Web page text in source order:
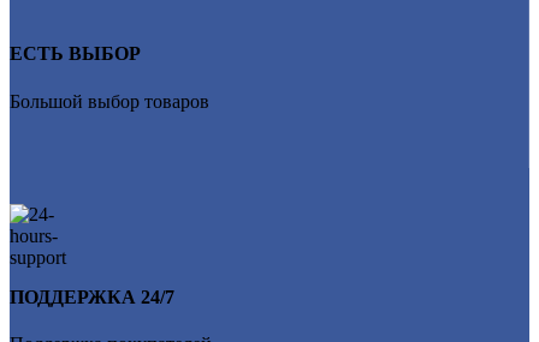
ЕСТЬ ВЫБОР
Большой выбор товаров
ПОДДЕРЖКА 24/7